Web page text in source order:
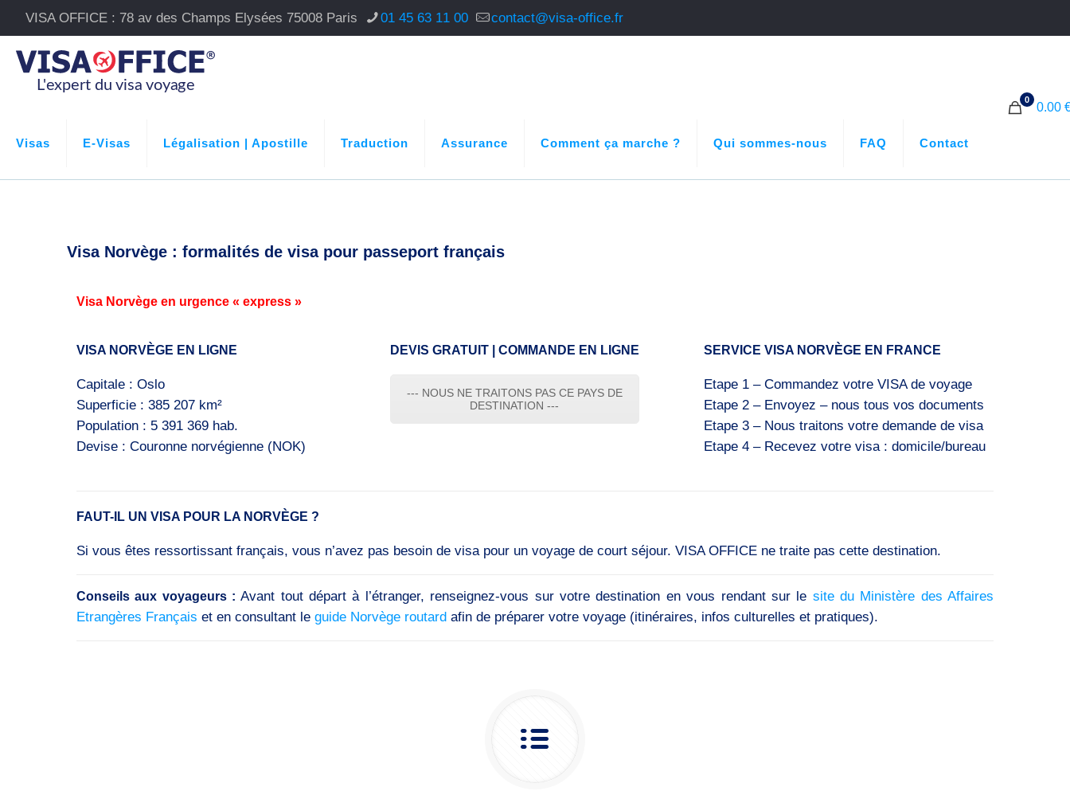
VISA OFFICE : 78 av des Champs Elysées 75008 Paris 01 45 63 11 00 contact@visa-office.fr
Visas E-Visas Légalisation | Apostille Traduction Assurance Comment ça marche ? Qui sommes-nous FAQ Contact
0
0.00
Visa Norvège : formalités de visa pour passeport français
Visa Norvège en urgence « express »
VISA NORVÈGE EN LIGNE
Capitale : Oslo
Superficie : 385 207 km²
Population : 5 391 369 hab.
Devise : Couronne norvégienne (NOK​)
DEVIS GRATUIT | COMMANDE EN LIGNE
--- NOUS NE TRAITONS PAS CE PAYS DE
DESTINATION ---
SERVICE VISA NORVÈGE EN FRANCE
Etape 1 – Commandez votre VISA de voyage
Etape 2 – Envoyez – nous tous vos documents
Etape 3 – Nous traitons votre demande de visa
Etape 4 – Recevez votre visa : domicile/bureau
FAUT-IL UN VISA POUR LA NORVÈGE ?
Si vous êtes ressortissant français, vous n’avez pas besoin de visa pour un voyage de court séjour. VISA OFFICE ne traite pas cette destination.
Conseils aux voyageurs : Avant tout départ à l’étranger, renseignez-vous sur votre destination en vous rendant sur le site du Ministère des Affaires
Etrangères Français et en consultant le guide Norvège routardafin de préparer votre voyage (itinéraires, infos culturelles et pratiques).